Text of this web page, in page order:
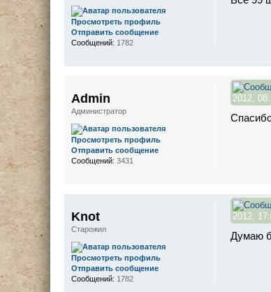
Просмотреть профиль
Отправить сообщение
Сообщений: 1782
2012,
Admin
Администратор
Просмотреть профиль
Отправить сообщение
Сообщений: 3431
2012,
Думаю
Knot
Старожил
Просмотреть профиль
Отправить сообщение
Сообщений: 1782